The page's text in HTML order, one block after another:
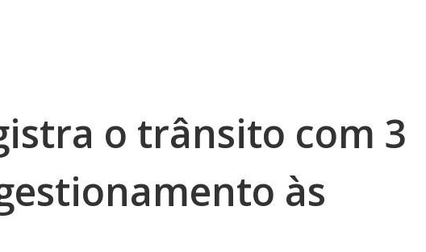
o trânsito com 3
às